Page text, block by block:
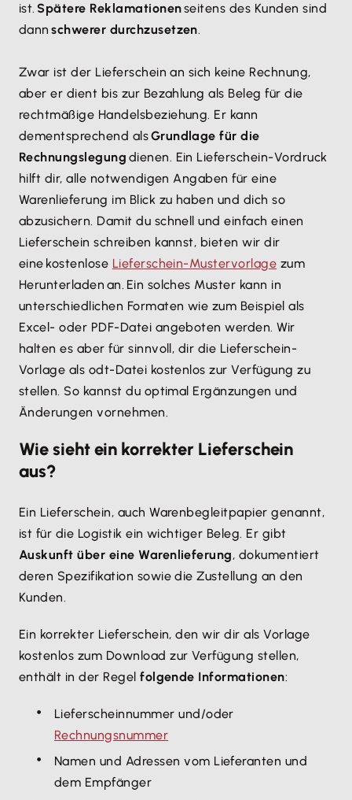
ist.Spätere Reklamationenseitens des Kunden sind
dannschwerer durchzusetzen.
Zwar ist der Lieferschein an sich keine Rechnung,
aber er dient bis zur Bezahlung als Beleg für die
rechtmäßige Handelsbeziehung. Er kann
dementsprechend alsGrundlage für die
Rechnungslegung dienen. Ein Lieferschein-Vordruck
hilft dir, alle notwendigen Angaben für eine
Warenlieferung im Blick zu haben und dich so
abzusichern. Damit du schnell und einfach einen
Lieferschein schreiben kannst, bieten wir dir
eine kostenlose Lieferschein-Mustervorlage zum
Herunterladen an. Ein solches Muster kann in
unterschiedlichen Formaten wie zum Beispiel als
Excel- oder PDF-Datei angeboten werden. Wir
halten es aber für sinnvoll, dir die Lieferschein-
Vorlage als odt-Datei kostenlos zur Verfügung zu
stellen. So kannst du optimal Ergänzungen und
Änderungen vornehmen.
Wie sieht ein korrekter Lieferschein
aus?
Ein Lieferschein, auch Warenbegleitpapier genannt,
ist für die Logistik ein wichtiger Beleg. Er gibt
Auskunft über eine Warenlieferung, dokumentiert
deren Spezifikation sowie die Zustellung an den
Kunden.
Ein korrekter Lieferschein, den wir dir als Vorlage
kostenlos zum Download zur Verfügung stellen,
enthält in der Regelfolgende Informationen:
Lieferscheinnummer und/oder
Rechnungsnummer
Namen und Adressen vom Lieferanten und
dem Empfänger